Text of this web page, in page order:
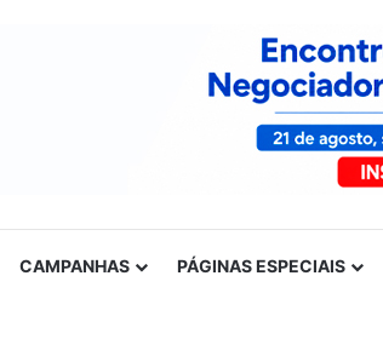
CAMPANHAS PÁGINAS ESPECIAIS